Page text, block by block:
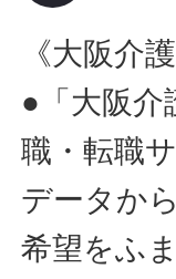
《大阪介
●「大阪介
職・転職
データか
希望をふ